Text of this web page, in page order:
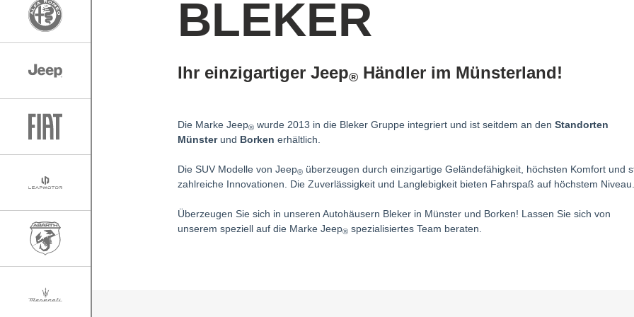
BLEKER
Ihr einzigartiger Jeep® Händler im Münsterland!
Die Marke Jeep® wurde 2013 in die Bleker Gruppe integriert und ist seitdem an denStandorten
Münsterund Borkenerhältlich.
Die SUV Modelle von Jeep® überzeugen durch einzigartige Geländefähigkeit, höchsten Komfort und
zahlreiche Innovationen. Die Zuverlässigkeit und Langlebigkeit bieten Fahrspaß auf höchstem Niveau.
Überzeugen Sie sich in unseren Autohäusern Bleker in Münster und Borken! Lassen Sie sich von
unserem speziell auf die Marke Jeep® spezialisiertes Team beraten.